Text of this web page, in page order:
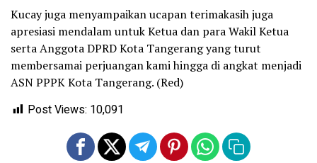
Kucay juga menyampaikan ucapan terimakasih juga
apresiasi mendalam untuk Ketua dan para Wakil Ketua
serta Anggota DPRD Kota Tangerang yang turut
membersamai perjuangan kami hingga di angkat menjadi
ASN PPPK Kota Tangerang. (Red)
Post Views: 10,091